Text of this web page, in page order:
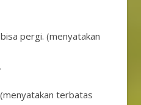
pergi. (menyatakan
terbatas